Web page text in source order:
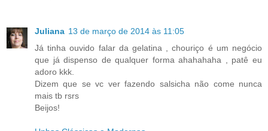
Juliana 13 de março de 2014 às 11:05
Já tinha ouvido falar da gelatina , chouriço é um negócio
que já dispenso de qualquer forma ahahahaha , patê eu
adoro kkk.
Dizem que se vc ver fazendo salsicha não come nunca
mais tb rsrs
Beijos!